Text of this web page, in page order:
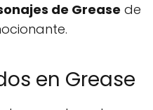
de Grease de
en Grease